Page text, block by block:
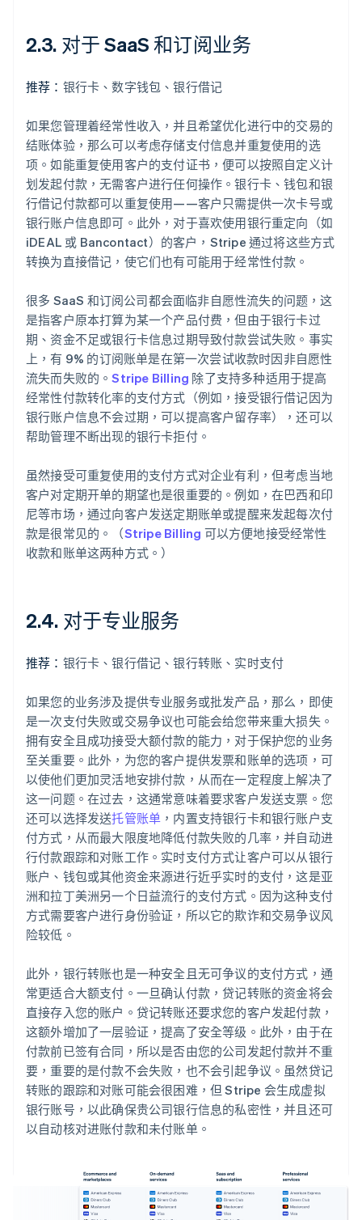
2.3. 对于 SaaS 和订阅业务
推荐： 银行卡、数字钱包、银行借记
如果您管理着经常性收入，并且希望优化进行中的交易的
结账体验，那么可以考虑存储支付信息并重复使用的选
项。如能重复使用客户的支付证书，便可以按照自定义计
划发起付款，无需客户进行任何操作。银行卡、钱包和银
行借记付款都可以重复使用——客户只需提供一次卡号或
银行账户信息即可。此外，对于喜欢使用银行重定向（如
iDEAL 或 Bancontact）的客户，Stripe 通过将这些方式
转换为直接借记，使它们也有可能用于经常性付款。
很多 SaaS 和订阅公司都会面临非自愿性流失的问题，这
是指客户原本打算为某一个产品付费，但由于银行卡过
期、资金不足或银行卡信息过期导致付款尝试失败。事实
上，有 9% 的订阅账单是在第一次尝试收款时因非自愿性
流失而失败的。Stripe Billing 除了支持多种适用于提高
经常性付款转化率的支付方式（例如，接受银行借记因为
银行账户信息不会过期，可以提高客户留存率），还可以
帮助管理不断出现的银行卡拒付。
虽然接受可重复使用的支付方式对企业有利，但考虑当地
客户对定期开单的期望也是很重要的。例如，在巴西和印
尼等市场，通过向客户发送定期账单或提醒来发起每次付
款是很常见的。（Stripe Billing 可以方便地接受经常性
收款和账单这两种方式。）
2.4. 对于专业服务
推荐： 银行卡、银行借记、银行转账、实时支付
如果您的业务涉及提供专业服务或批发产品，那么，即使
是一次支付失败或交易争议也可能会给您带来重大损失。
拥有安全且成功接受大额付款的能力，对于保护您的业务
至关重要。此外，为您的客户提供发票和账单的选项，可
以使他们更加灵活地安排付款，从而在一定程度上解决了
这一问题。在过去，这通常意味着要求客户发送支票。您
还可以选择发送托管账单 ，内置支持银行卡和银行账户支
付方式，从而最大限度地降低付款失败的几率，并自动进
行付款跟踪和对账工作。实时支付方式让客户可以从银行
账户、钱包或其他资金来源进行近乎实时的支付，这是亚
洲和拉丁美洲另一个日益流行的支付方式。因为这种支付
方式需要客户进行身份验证，所以它的欺诈和交易争议风
险较低。
此外，银行转账也是一种安全且无可争议的支付方式，通
常更适合大额支付。一旦确认付款，贷记转账的资金将会
直接存入您的账户。贷记转账还要求您的客户发起付款，
这额外增加了一层验证，提高了安全等级。此外，由于在
付款前已签有合同，所以是否由您的公司发起付款并不重
要，重要的是付款不会失败，也不会引起争议。虽然贷记
转账的跟踪和对账可能会很困难，但 Stripe 会生成虚拟
银行账号，以此确保贵公司银行信息的私密性，并且还可
以自动核对进账付款和未付账单。